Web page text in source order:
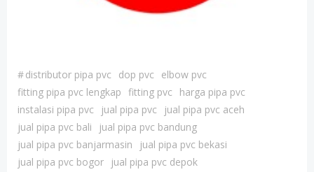
#distributor pipa pvc dop pvc
elbow pvc
fitting pipa pvc lengkap fitting pvc
harga pipa pvc
instalasi pipa pvc
jual pipa pvc
jual pipa pvc aceh
jual pipa pvc bali
jual pipa pvc bandung
jual pipa pvc banjarmasin
jual pipa pvc bekasi
jual pipa pvc bogor
jual pipa pvc depok